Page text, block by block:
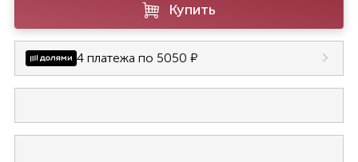
Купить
4 платежа по 5050 ₽